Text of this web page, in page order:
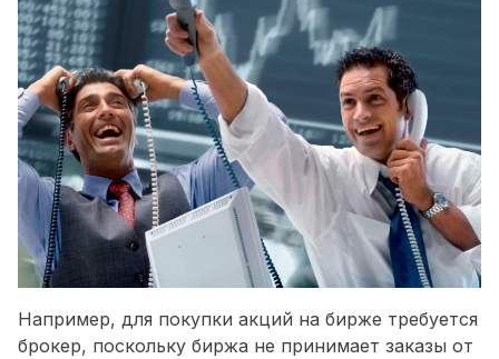
Например, для покупки акций на бирже требуется
брокер, поскольку биржа не принимает заказы от